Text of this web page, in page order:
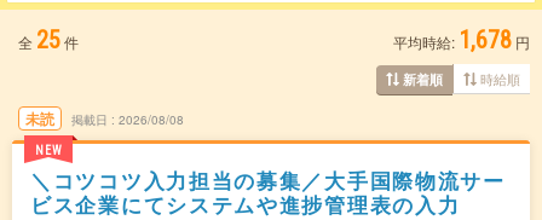
全 25件 平均時給: 1,678 円
新着順 時給順
未読
NEW
掲載日 2026/08/08
＼コツコツ入力担当の募集／大手国際物流サー
ビス企業にてシステムや進捗管理表の入力